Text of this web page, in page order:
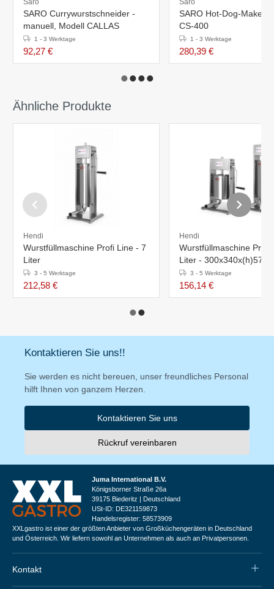
SARO Currywurstschneider -
manuell, Modell CALLAS
1 - 3 Werktage
92,27 €
SARO Hot-Dog-Maker
CS-400
1 - 3 Werktage
280,39 €
Ähnliche Produkte
Hendi
Wurstfüllmaschine Profi Line - 7
Liter
3 - 5 Werktage
212,58 €
Hendi
Wurstfüllmaschine Profi
Liter -
3 - 5 Werktage
156,14 €
Kontaktieren Sie uns!!
Sie werden es nicht bereuen, unser freundliches Personal
hilft Ihnen von ganzem Herzen.
Kontaktieren Sie uns
Rückruf vereinbaren
Juma International B.V.
Königsborner Straße 26a
39175 Biederitz | Deutschland
USt-ID: DE321159873
Handelsregister: 58573909
XXLgastro ist einer der größten Anbieter von Großküchengeräten in Deutschland
und Österreich. Wir liefern sowohl an Unternehmen als auch an Privatpersonen.
Kontakt